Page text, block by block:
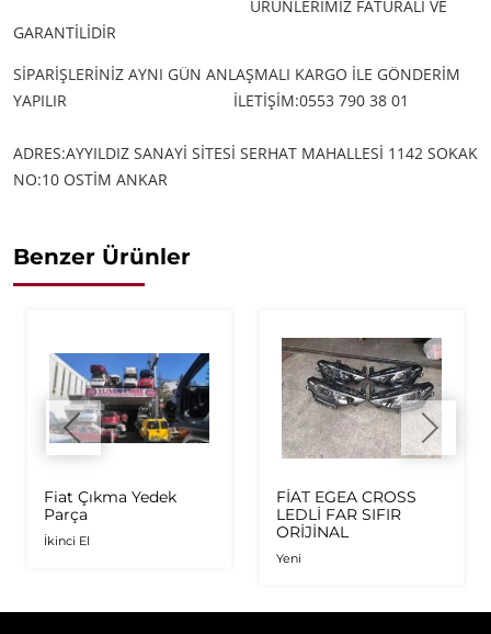
ÜRÜNLERİMİZ FATURALI VE
GARANTİLİDİR
SİPARİŞLERİNİZ AYNI GÜN ANLAŞMALI KARGO İLE GÖNDERİM
YAPILIR
İLETİŞİM:0553 790 38 01
ADRES:AYYILDIZ SANAYİ SİTESİ SERHAT MAHALLESİ 1142 SOKAK
NO:10 OSTİM ANKAR
Benzer Ürünler
Fiat Çıkma Yedek
Parça
İkinci El
FİAT EGEA CROSS
LEDLİ FAR SIFIR
ORİJİNAL
Yeni